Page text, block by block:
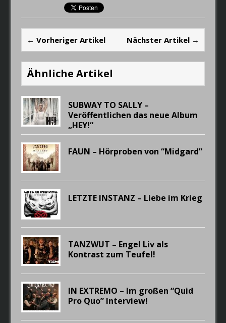
← Vorheriger Artikel Nächster Artikel →
Ähnliche Artikel
SUBWAY TO SALLY –
Veröffentlichen das neue Album
„HEY!“
FAUN – Hörproben von “Midgard”
LETZTE INSTANZ – Liebe im Krieg
TANZWUT – Engel Liv als
Kontrast zum Teufel!
IN EXTREMO – Im großen “Quid
Pro Quo” Interview!